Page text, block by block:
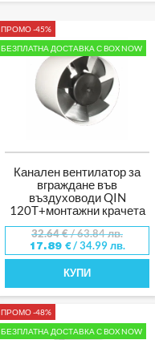
ПРОМО -45%
БЕЗПЛАТНА ДОСТАВКА С BOX NOW
Канален вентилатор за
вграждане във
въздуховоди QIN
120T+монтажни крачета
32.64€/ 63.84 лв.
17.89 €/ 34.99 лв.
КУПИ
ПРОМО -48%
БЕЗПЛАТНА ДОСТАВКА С BOX NOW